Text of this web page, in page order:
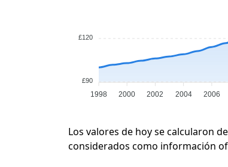
£120
£90
1998 2000 2002 2004 2006
Los valores de hoy se calcularon
considerados como información